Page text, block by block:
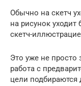
Обычно на скетч
на рисунок
скетч-
Это уже не просто
работа с
цели подбираются